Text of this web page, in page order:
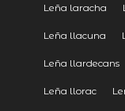
Leña laracha
Leña llacuna
Leña llardecans
Leña llorac